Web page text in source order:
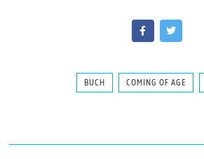
BUCH COMING OF AGE